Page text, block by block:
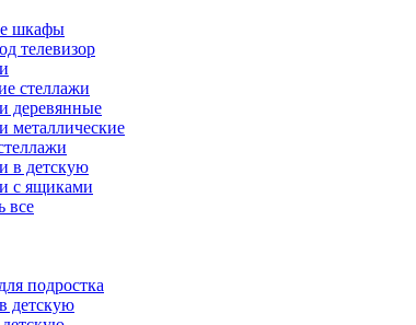
шкафы
телевизор
стеллажи
деревянные
металлические
в детскую
с ящиками
все
подростка
детскую